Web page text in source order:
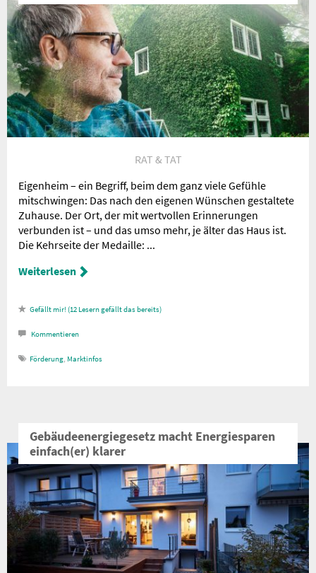
RAT & TAT
Eigenheim – ein Begriff, beim dem ganz viele Gefühle
mitschwingen: Das nach den eigenen Wünschen gestaltete
Zuhause. Der Ort, der mit wertvollen Erinnerungen
verbunden ist – und das umso mehr, je älter das Haus ist.
Die Kehrseite der Medaille: ...
Weiterlesen
12 Lesern gefällt das
Kommentieren
Förderung, Marktinfos
Gebäudeenergiegesetz macht Energiesparen
einfach(er) klarer